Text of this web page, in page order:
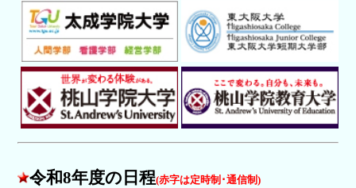
令和8年度の日程(赤字は定時制･通信制)